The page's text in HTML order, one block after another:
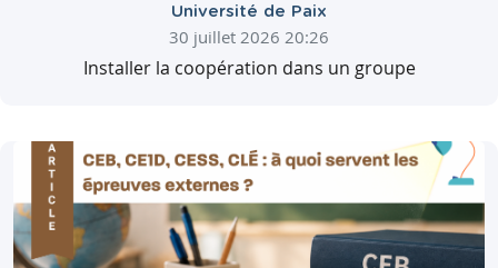
Université de Paix
30 juillet 2026 20:26
Installer la coopération dans un groupe